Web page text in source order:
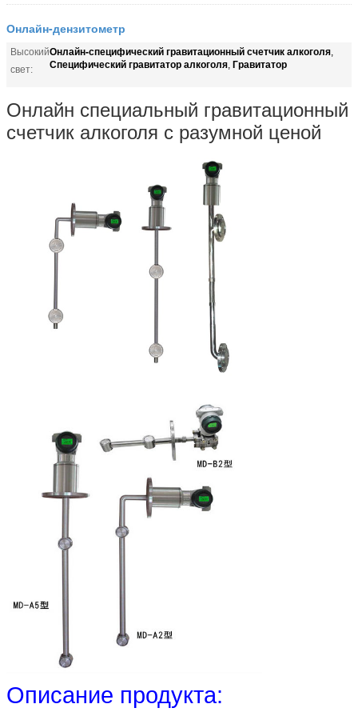
Онлайн-дензитометр
Высокий
свет:
Онлайн-специфический гравитационный счетчик алкоголя,
Специфический гравитатор алкоголя, Гравитатор
Онлайн специальный гравитационный
счетчик алкоголя с разумной ценой
Описание продукта: